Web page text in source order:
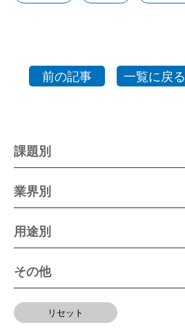
課題別
業界別
用途別
その他
リセット
前の記事 一覧に戻る